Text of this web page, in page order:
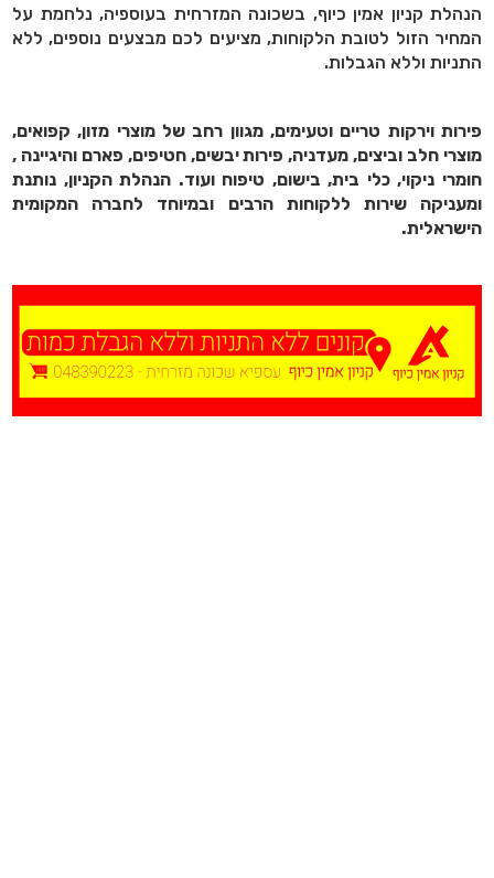
הנהלת קניון אמין כיוף, בשכונה המזרחית בעוספיה, נלחמת על
המחיר הזול לטובת הלקוחות, מציעים לכם מבצעים נוספים, ללא
התניות וללא הגבלות.
פירות וירקות טריים וטעימים, מגוון רחב של מוצרי מזון, קפואים,
מוצרי חלב וביצים, מעדניה, פירות יבשים, חטיפים, פארם והיגיינה ,
חומרי ניקוי, כלי בית, בישום, טיפוח ועוד. הנהלת הקניון, נותנת
ומעניקה שירות ללקוחות הרבים ובמיוחד לחברה המקומית
הישראלית.